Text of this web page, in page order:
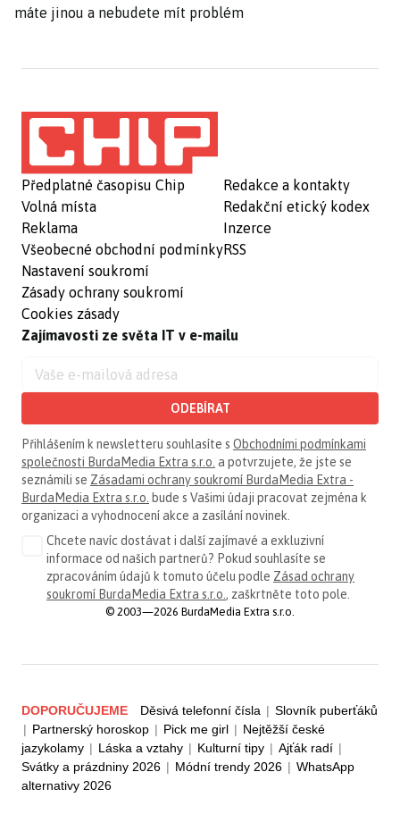
máte jinou a nebudete mít problém
Předplatné časopisu Chip
Volná místa
Reklama
Všeobecné obchodní podmínky
Nastavení soukromí
Zásady ochrany soukromí
Cookies zásady
Redakce a kontakty
Redakční etický kodex
Inzerce
RSS
Zajímavosti ze světa IT v e-mailu
ODEBÍRAT
Přihlášením k newsletteru souhlasíte s Obchodními podmínkami
společnosti BurdaMedia Extra s.r.o. a potvrzujete, že jste se
seznámili se Zásadami ochrany soukromí BurdaMedia Extra -
BurdaMedia Extra s.r.o. bude s Vašimi údaji pracovat zejména k
organizaci a vyhodnocení akce a zasílání novinek.
Chcete navíc dostávat i další zajímavé a exkluzivní
informace od našich partnerů? Pokud souhlasíte se
zpracováním údajů k tomuto účelu podle Zásad ochrany
soukromí BurdaMedia Extra s.r.o. , zaškrtněte toto pole.
© 2003—2026 BurdaMedia Extra s.r.o.
DOPORUČUJEME Děsivá telefonní čísla | Slovník puberťáků
| Partnerský horoskop | Pick me girl | Nejtěžší české
jazykolamy | Láska a vztahy | Kulturní tipy | Ajťák radí |
Svátky a prázdniny 2026 | Módní trendy 2026 | WhatsApp
alternativy 2026